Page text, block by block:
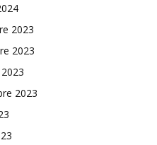
2023
2023
2023